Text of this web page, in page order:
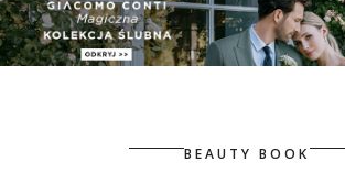
ZGŁOSZENIA
BEAUTY BOOK